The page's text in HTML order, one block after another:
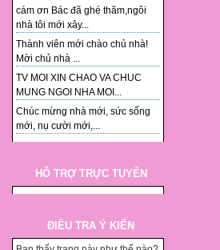
cám ơn Bác đã ghé thăm,ngôi
nhà tôi mới xây...
Thành viên mới chào chủ nhà!
Mời chủ nhà ...
TV MOI XIN CHAO VA CHUC
MUNG NGOI NHA MOI...
Chúc mừng nhà mới, sức sống
mới, nụ cười mới,...
HỖ TRỢ TRỰC TUYẾN
ĐIỀU TRA Ý KIẾN